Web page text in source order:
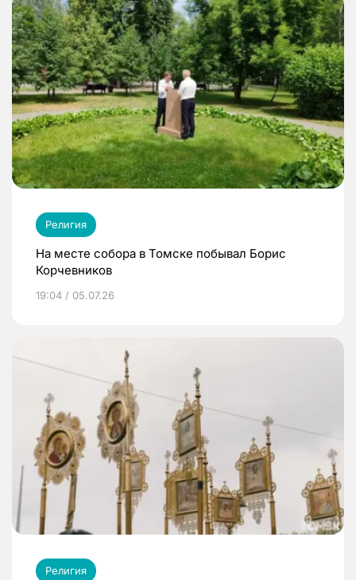
Религия
На месте собора в Томске побывал Борис
Корчевников
19:04 / 05.07.26
Религия